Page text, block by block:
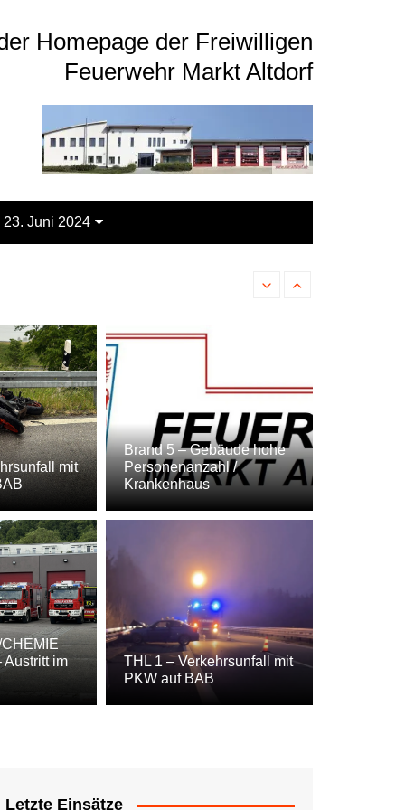
Homepage der Freiwilligen
Feuerwehr Markt Altdorf
23. Juni 2024
THL 1 – Verkehrsunfall
mit PKW
mit
Brand 5 – Gebäude hohe
Personenanzahl /
Krankenhaus
–
Austritt im
THL 1 – Verkehrsunfall mit
PKW auf BAB
Letzte Einsätze